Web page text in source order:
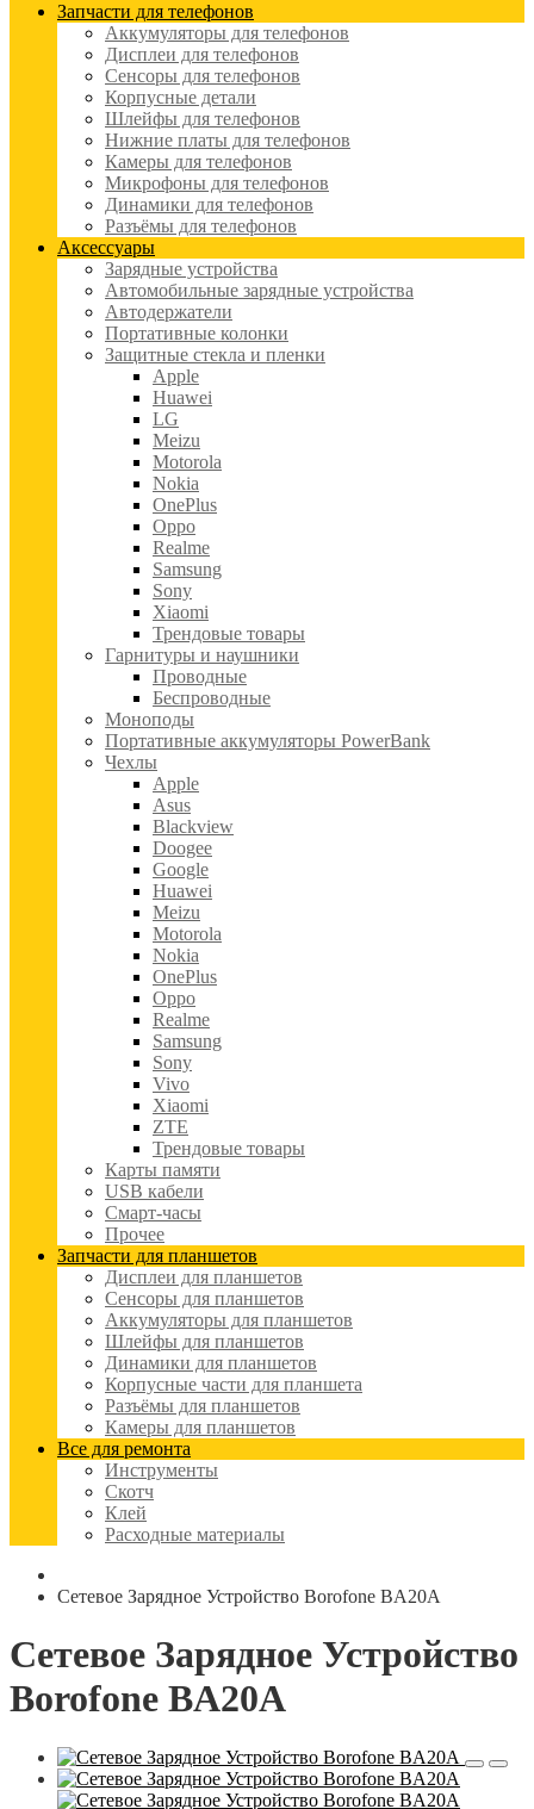
Запчасти для телефонов
Аккумуляторы для телефонов
Дисплеи для телефонов
Сенсоры для телефонов
Корпусные детали
Шлейфы для телефонов
Нижние платы для телефонов
Камеры для телефонов
Микрофоны для телефонов
Динамики для телефонов
Разъёмы для телефонов
Аксессуары
Зарядные устройства
Автомобильные зарядные устройства
Автодержатели
Портативные колонки
Защитные стекла и пленки
Apple
Huawei
LG
Meizu
Motorola
Nokia
OnePlus
Oppo
Realme
Samsung
Sony
Xiaomi
Трендовые товары
Гарнитуры и наушники
Проводные
Беспроводные
Моноподы
Портативные аккумуляторы PowerBank
Чехлы
Apple
Asus
Blackview
Doogee
Google
Huawei
Meizu
Motorola
Nokia
OnePlus
Oppo
Realme
Samsung
Sony
Vivo
Xiaomi
ZTE
Трендовые товары
Карты памяти
USB кабели
Смарт-часы
Прочее
Запчасти для планшетов
Дисплеи для планшетов
Сенсоры для планшетов
Аккумуляторы для планшетов
Шлейфы для планшетов
Динамики для планшетов
Корпусные части для планшета
Разъёмы для планшетов
Камеры для планшетов
Все для ремонта
Инструменты
Скотч
Клей
Расходные материалы
Сетевое Зарядное Устройство Borofone BA20A
Сетевое Зарядное Устройство
Borofone BA20A